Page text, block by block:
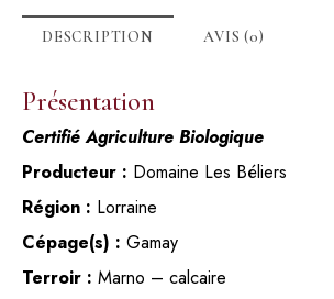
DESCRIPTION AVIS (0)
Présentation
Certifié Agriculture Biologique
Producteur : Domaine Les Béliers
Région : Lorraine
Cépage(s) : Gamay
Terroir : Marno – calcaire